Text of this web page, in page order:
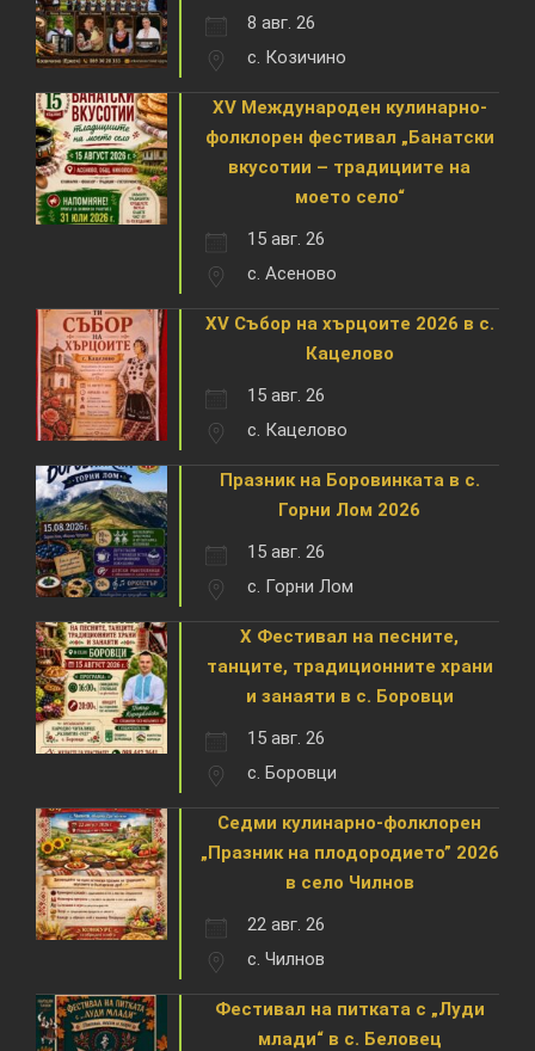
8 авг. 26
с. Козичино
XV Международен кулинарно-
фолклорен фестивал „Банатски
вкусотии – традициите на
моето село“
15 авг. 26
с. Асеново
XV Събор на хърцоите 2026 в с.
Кацелово
15 авг. 26
с. Кацелово
Празник на Боровинката в с.
Горни Лом 2026
15 авг. 26
с. Горни Лом
X Фестивал на песните,
танците, традиционните храни
и занаяти в с. Боровци
15 авг. 26
с. Боровци
Седми кулинарно-фолклорен
„Празник на плодородието” 2026
в село Чилнов
22 авг. 26
с. Чилнов
Фестивал на питката с „Луди
млади“ в с. Беловец